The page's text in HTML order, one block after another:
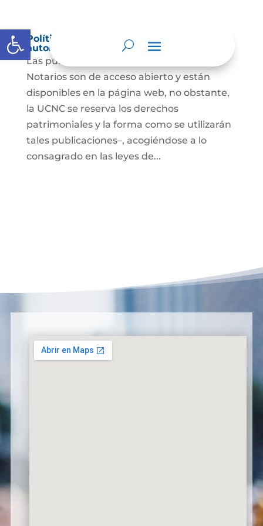
Abrir barra de herramientas
Política de derechos de autor y/o
autorización de uso sobre los contenidos
Las publicaciones de la UCNC y de los
Notarios son de acceso abierto y están
disponibles en la página web, no obstante,
la UCNC se reserva los derechos
patrimoniales y la forma como se utilizarán
tales publicaciones–, acogiéndose a lo
consagrado en las leyes de...